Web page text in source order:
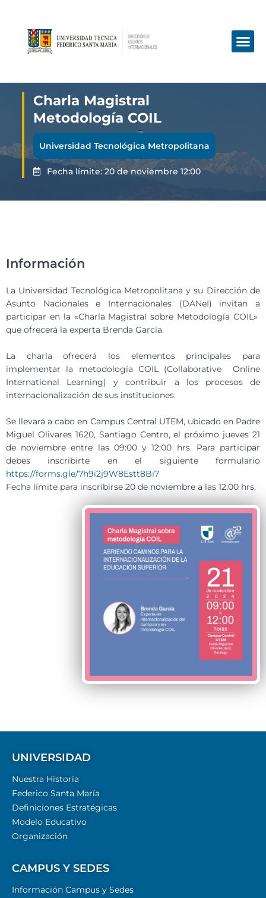
Charla Magistral
Metodología COIL
Universidad Tecnológica Metropolitana
Fecha límite: 20 de noviembre 12:00
Información
La Universidad Tecnológica Metropolitana y su Dirección de
Asunto Nacionales e Internacionales (DANeI) invitan a
participar en la «Charla Magistral sobre Metodología COIL»
que ofrecerá la experta Brenda García.
La charla ofrecerá los elementos principales para
implementar la metodología COIL (Collaborative Online
International Learning) y contribuir a los procesos de
internacionalización de sus instituciones.
Se llevará a cabo en Campus Central UTEM, ubicado en Padre
Miguel Olivares 1620, Santiago Centro, el próximo jueves 21
de noviembre entre las 09:00 y 12:00 hrs. Para participar
debes inscribirte en el siguiente formulario
https://forms.gle/7h9i2j9W8Estt8Bi7
Fecha límite para inscribirse 20 de noviembre a las 12:00 hrs.
UNIVERSIDAD
Nuestra Historia
Federico Santa María
Definiciones Estratégicas
Modelo Educativo
Organización
CAMPUS Y SEDES
Información Campus y Sedes